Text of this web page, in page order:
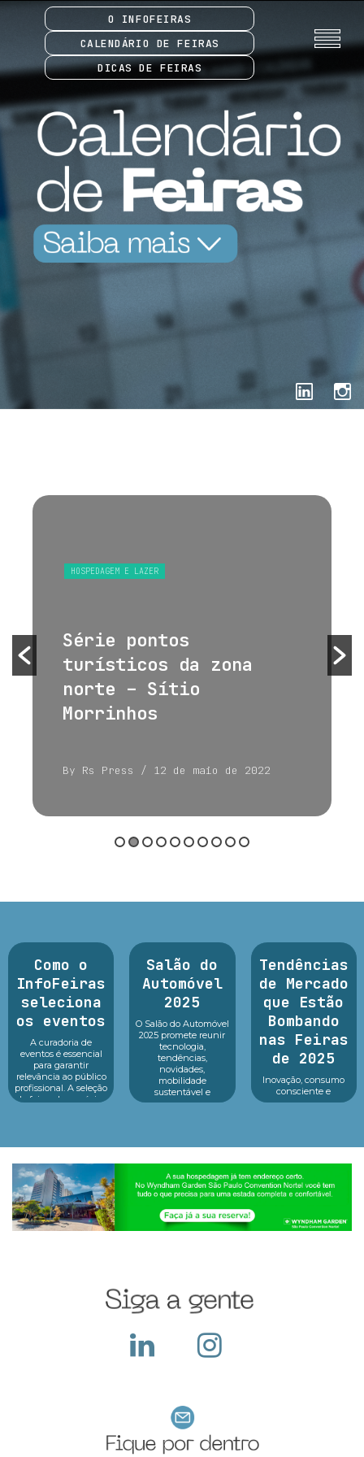
O INFOFEIRAS
CALENDÁRIO DE FEIRAS
DICAS DE FEIRAS
HOSPEDAGEM E LAZER
Série pontos
turísticos da zona
norte – Sítio
Morrinhos
By Rs Press / 12 de maio de 2022
Como o
InfoFeiras
seleciona
os eventos
A curadoria de
eventos é essencial
para garantir
relevância ao público
profissional. A seleção
de feiras de negócios
Salão do
Automóvel
2025
O Salão do Automóvel
2025 promete reunir
tecnologia,
tendências,
novidades,
mobilidade
sustentável e
inovação em um só
Tendências
de Mercado
que Estão
Bombando
nas Feiras
de 2025
Inovação, consumo
consciente e
tecnologia no centro
estão revelando um